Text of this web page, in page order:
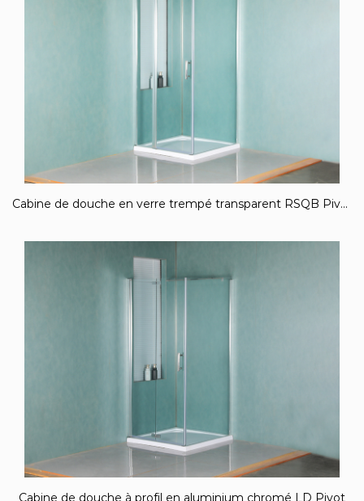
Cabine de douche en verre trempé transparent RSQB Pivot
Cabine de douche à profil en aluminium chromé LD Pivot